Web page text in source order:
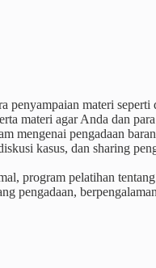
penyampaian materi seperti
materi agar Anda dan para
mengenai pengadaan
kasus, dan sharing
program pelatihan tentang
pengadaan,